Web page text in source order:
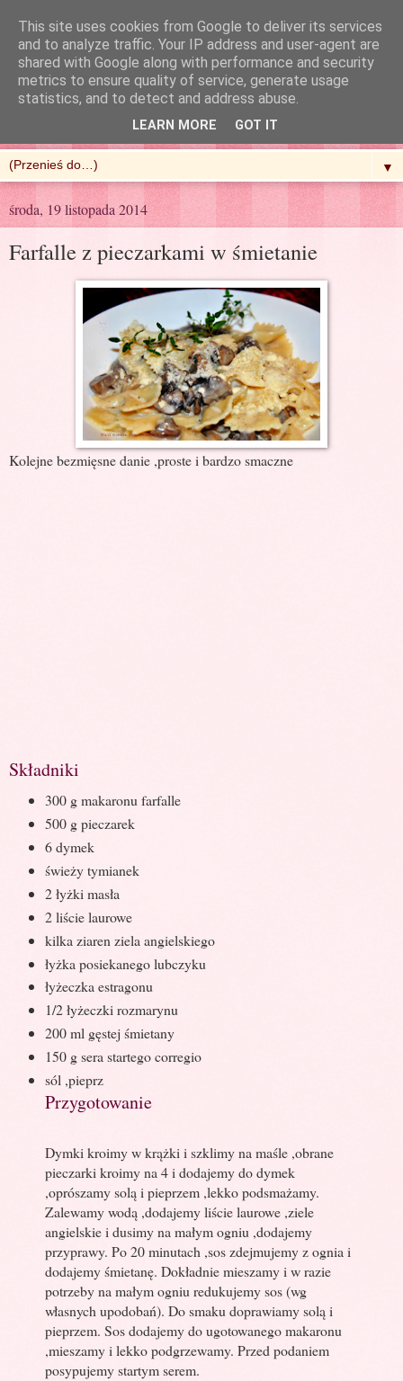
R'n'G Kitchen
▼
środa, 19 listopada 2014
Farfalle z pieczarkami w śmietanie
Kolejne bezmięsne danie ,proste i bardzo smaczne
Składniki
300 g makaronu farfalle
500 g pieczarek
6 dymek
świeży tymianek
2 łyżki masła
2 liście laurowe
kilka ziaren ziela angielskiego
łyżka posiekanego lubczyku
łyżeczka estragonu
1/2 łyżeczki rozmarynu
200 ml gęstej śmietany
150 g sera startego corregio
sól ,pieprz
Przygotowanie
Dymki kroimy w krążki i szklimy na maśle ,obrane
pieczarki kroimy na 4 i dodajemy do dymek
,oprószamy solą i pieprzem ,lekko podsmażamy.
Zalewamy wodą ,dodajemy liście laurowe ,ziele
angielskie i dusimy na małym ogniu ,dodajemy
przyprawy. Po 20 minutach ,sos zdejmujemy z ognia i
dodajemy śmietanę. Dokładnie mieszamy i w razie
potrzeby na małym ogniu redukujemy sos (wg
własnych upodobań). Do smaku doprawiamy solą i
pieprzem. Sos dodajemy do ugotowanego makaronu
,mieszamy i lekko podgrzewamy. Przed podaniem
posypujemy startym serem.
This site uses cookies from Google to deliver its services
and to analyze traffic. Your IP address and user-agent are
shared with Google along with performance and security
metrics to ensure quality of service, generate usage
statistics, and to detect and address abuse.
LEARN MORE GOT IT